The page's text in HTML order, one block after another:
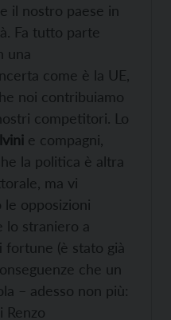
il nostro paese in
Fa tutto parte
una
come è la UE,
noi contribuiamo
competitori. Lo
e compagni,
la politica è altra
ma vi
opposizioni
lo straniero a
(è stato già
che un
– adesso non più:
Renzo